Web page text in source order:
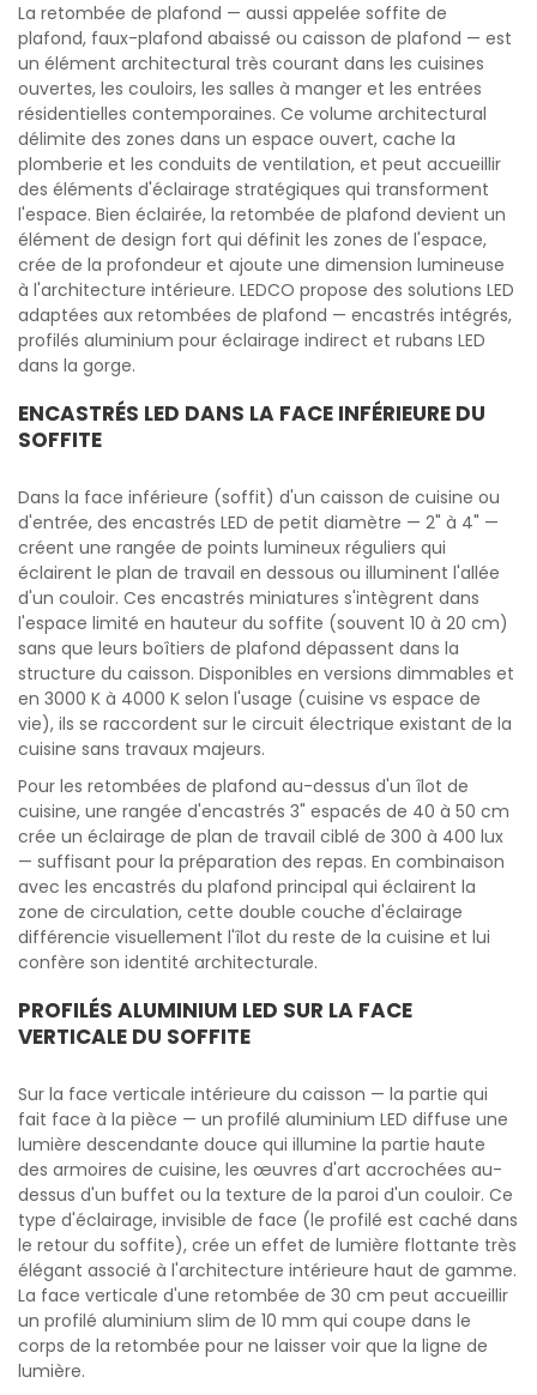
La retombée de plafond — aussi appelée soffite de
plafond, faux-plafond abaissé ou caisson de plafond — est
un élément architectural très courant dans les cuisines
ouvertes, les couloirs, les salles à manger et les entrées
résidentielles contemporaines. Ce volume architectural
délimite des zones dans un espace ouvert, cache la
plomberie et les conduits de ventilation, et peut accueillir
des éléments d'éclairage stratégiques qui transforment
l'espace. Bien éclairée, la retombée de plafond devient un
élément de design fort qui définit les zones de l'espace,
crée de la profondeur et ajoute une dimension lumineuse
à l'architecture intérieure. LEDCO propose des solutions LED
adaptées aux retombées de plafond — encastrés intégrés,
profilés aluminium pour éclairage indirect et rubans LED
dans la gorge.
ENCASTRÉS LED DANS LA FACE INFÉRIEURE DU
SOFFITE
Dans la face inférieure (soffit) d'un caisson de cuisine ou
d'entrée, des encastrés LED de petit diamètre — 2" à 4" —
créent une rangée de points lumineux réguliers qui
éclairent le plan de travail en dessous ou illuminent l'allée
d'un couloir. Ces encastrés miniatures s'intègrent dans
l'espace limité en hauteur du soffite (souvent 10 à 20 cm)
sans que leurs boîtiers de plafond dépassent dans la
structure du caisson. Disponibles en versions dimmables et
en 3000 K à 4000 K selon l'usage (cuisine vs espace de
vie), ils se raccordent sur le circuit électrique existant de la
cuisine sans travaux majeurs.
Pour les retombées de plafond au-dessus d'un îlot de
cuisine, une rangée d'encastrés 3" espacés de 40 à 50 cm
crée un éclairage de plan de travail ciblé de 300 à 400 lux
— suffisant pour la préparation des repas. En combinaison
avec les encastrés du plafond principal qui éclairent la
zone de circulation, cette double couche d'éclairage
différencie visuellement l'îlot du reste de la cuisine et lui
confère son identité architecturale.
PROFILÉS ALUMINIUM LED SUR LA FACE
VERTICALE DU SOFFITE
Sur la face verticale intérieure du caisson — la partie qui
fait face à la pièce — un profilé aluminium LED diffuse une
lumière descendante douce qui illumine la partie haute
des armoires de cuisine, les œuvres d'art accrochées au-
dessus d'un buffet ou la texture de la paroi d'un couloir. Ce
type d'éclairage, invisible de face (le profilé est caché dans
le retour du soffite), crée un effet de lumière flottante très
élégant associé à l'architecture intérieure haut de gamme.
La face verticale d'une retombée de 30 cm peut accueillir
un profilé aluminium slim de 10 mm qui coupe dans le
corps de la retombée pour ne laisser voir que la ligne de
lumière.